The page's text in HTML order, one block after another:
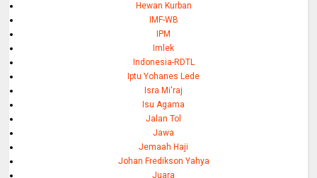
Hewan Kurban
IMF-WB
IPM
Imlek
Indonesia-RDTL
Iptu Yohanes Lede
Isra Mi'raj
Isu Agama
Jalan Tol
Jawa
Jemaah Haji
Johan Fredikson Yahya
Juara